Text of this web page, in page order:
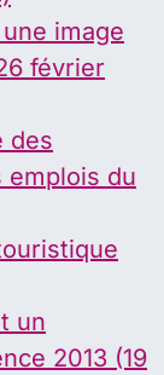
image
février
des
emplois du
un
2013 (19